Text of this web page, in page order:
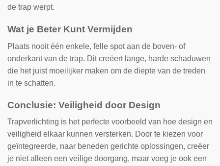
de trap werpt.
Wat je Beter Kunt Vermijden
Plaats nooit één enkele, felle spot aan de boven- of
onderkant van de trap. Dit creëert lange, harde schaduwen
die het juist moeilijker maken om de diepte van de treden
in te schatten.
Conclusie: Veiligheid door Design
Trapverlichting is het perfecte voorbeeld van hoe design en
veiligheid elkaar kunnen versterken. Door te kiezen voor
geïntegreerde, naar beneden gerichte oplossingen, creëer
je niet alleen een veilige doorgang, maar voeg je ook een